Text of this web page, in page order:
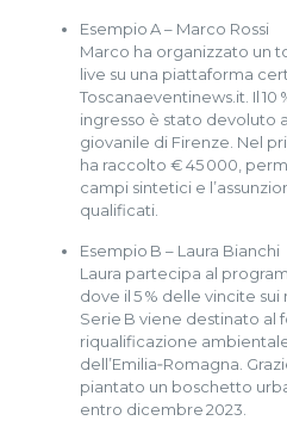
Esempio A – Marco Rossi
Marco ha organizzato un
live su una piattaforma
Toscanaeventinews.it. Il
ingresso è stato devoluto
giovanile di Firenze. Nel
ha raccolto € 45 000,
campi sintetici e
qualificati.
Esempio B – Laura Bianchi
Laura partecipa al
dove il 5 % delle vincite
Serie B viene destinato al
riqualificazione
dell’Emilia‑Romagna.
piantato un boschetto
entro dicembre 2023.